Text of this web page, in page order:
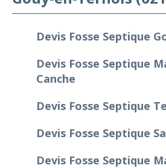
Devis Fosse Septique
Devis Fosse Septique
Canche
Devis Fosse Septique
Devis Fosse Septique
Devis Fosse Septique